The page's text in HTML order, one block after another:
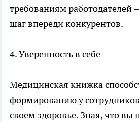
требованиям работодателей
шаг впереди конкурентов.
4. Уверенность в себе
Медицинская книжка
формированию у
своем здоровье. Зная, что вы